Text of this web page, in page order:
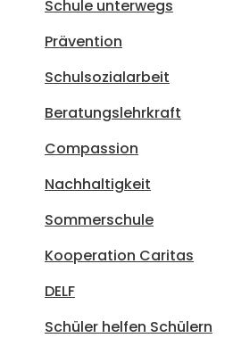
Schule unterwegs
Prävention
Schulsozialarbeit
Beratungslehrkraft
Compassion
Nachhaltigkeit
Sommerschule
Kooperation Caritas
DELF
Schüler helfen Schülern